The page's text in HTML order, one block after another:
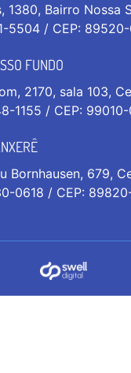
1380, Bairro Nossa
5504 / CEP:
FUNDO
2170, sala 103,
1155 / CEP:
Bornhausen, 679,
0618 / CEP: